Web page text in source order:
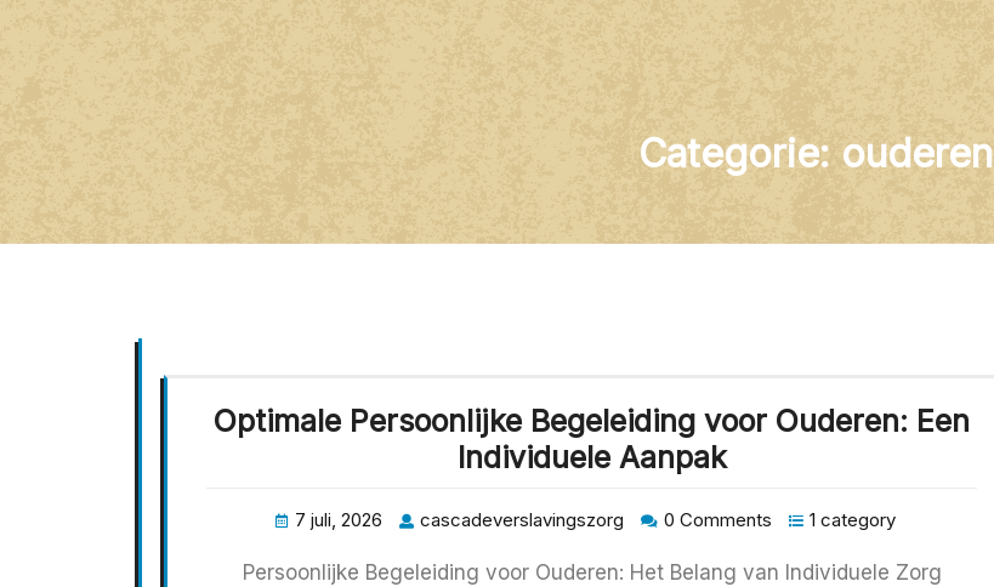
Categorie: ouderen
Optimale Persoonlijke Begeleiding voor Ouderen: Een
Individuele Aanpak
7 juli, 2026 cascadeverslavingszorg 0 Comments 1 category
Persoonlijke Begeleiding voor Ouderen: Het Belang van Individuele Zorg